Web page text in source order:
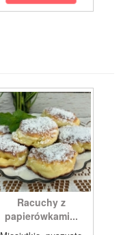
Racuchy z
papierówkami...